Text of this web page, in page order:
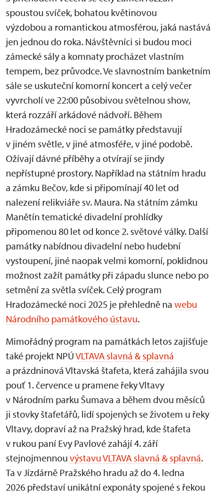
spoustou svíček, bohatou květinovou
výzdobou a romantickou atmosférou, jaká nastává
jen jednou do roka. Návštěvníci si budou moci
zámecké sály a komnaty procházet vlastním
tempem, bez průvodce. Ve slavnostním banketním
sále se uskuteční komorní koncert a celý večer
vyvrcholí ve 22:00 působivou světelnou show,
která rozzáří arkádové nádvoří. Během
Hradozámecké noci se památky představují
v jiném světle, v jiné atmosféře, v jiné podobě.
Ožívají dávné příběhy a otvírají se jindy
nepřístupné prostory. Například na státním hradu
a zámku Bečov, kde si připomínají 40 let od
nalezení relikviáře sv. Maura. Na státním zámku
Manětín tematické divadelní prohlídky
připomenou 80 let od konce 2. světové války. Další
památky nabídnou divadelní nebo hudební
vystoupení, jiné naopak velmi komorní, poklidnou
možnost zažít památky při západu slunce nebo po
setmění za světla svíček. Celý program
Hradozámecké noci 2025 je přehledně na webu
Národního památkového ústavu.
Mimořádný program na památkách letos zajišťuje
také projekt NPÚVLTAVA slavná & splavná
a prázdninová Vltavská štafeta, která zahájila svou
pouť 1. července u pramene řeky Vltavy
v Národním parku Šumava a během dvou měsíců
ji stovky štafetářů, lidí spojených se životem u řeky
Vltavy, dopraví až na Pražský hrad, kde štafeta
v rukou paní Evy Pavlové zahájí 4. září
stejnojmennou výstavu VLTAVA slavná & splavná.
Ta v Jízdárně Pražského hradu až do 4. ledna
2026 představí unikátní exponáty spojené s řekou